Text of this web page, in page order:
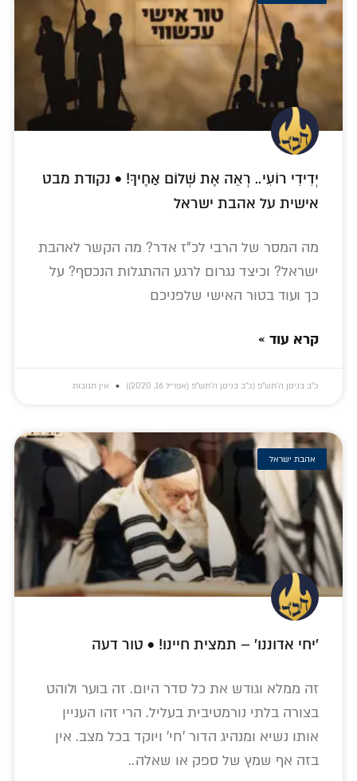
יְדִידִי רוֹעִי.. רְאֵה אֶת שְׁלוֹם אַחֶיךָ! • נקודת מבט
אישית על אהבת ישראל
מה המסר של הרבי לכ"ז אדר? מה הקשר לאהבת
ישראל? וכיצד נגרום לרגע ההתגלות הנכסף? על
כך ועוד בטור האישי שלפניכם
קרא עוד »
כ״ב בניסן ה׳תש״פ (כ״ב בניסן ה׳תש״פ (אפריל 16, 2020)) אין תגובות
אהבת ישראל
'יחי אדוננו' – תמצית חיינו! • טור דעה
זה ממלא וגודש את כל סדר היום. זה בוער ולוהט
בצורה בלתי נורמטיבית בעליל. הרי זהו העניין
אותו נשיא ומנהיג הדור 'חי' ויוקד בכל מצב. אין
בזה אף שמץ של ספק או שאלה..